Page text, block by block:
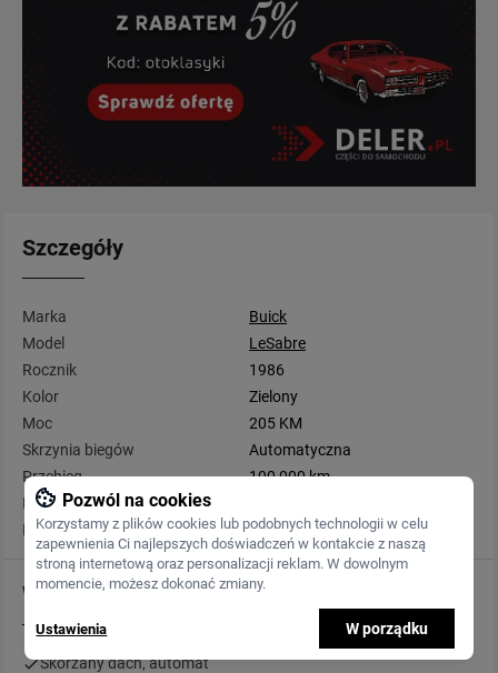
Szczegóły
Marka
Buick
Model
LeSabre
Rocznik
1986
Kolor
Zielony
Moc
205 KM
Skrzynia biegów
Automatyczna
Przebieg
100 000 km
Rodzaj paliwa
Pojemność
3 000 cm3
Wyposażenie
Skórzany dach, automat
Pozwól na cookies
Korzystamy z plików cookies lub podobnych technologii w celu
zapewnienia Ci najlepszych doświadczeń w kontakcie z naszą
stroną internetową oraz personalizacji reklam. W dowolnym
momencie, możesz dokonać zmiany.
Ustawienia W porządku